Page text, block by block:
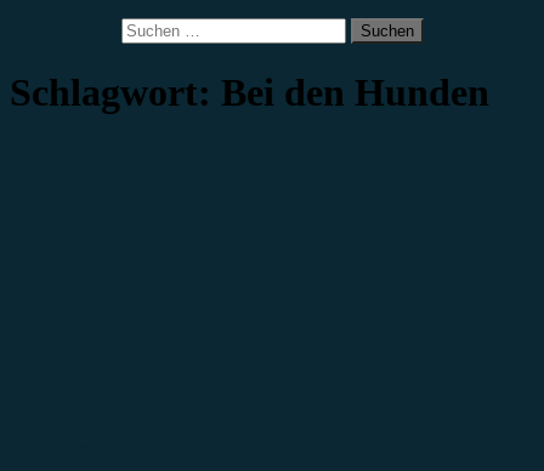
Suchen
nach:
Schlagwort: Bei den Hunden